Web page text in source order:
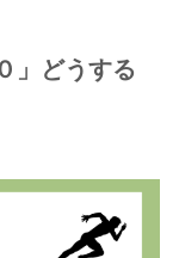
」どうする